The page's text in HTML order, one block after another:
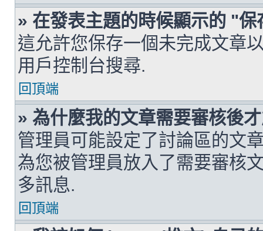
» 在發表主題的時候顯示的 "
這允許您保存一個未完成文章
用戶控制台搜尋.
回頂端
» 為什麼我的文章需要審核後
管理員可能設定了討論區的文
為您被管理員放入了需要審核
多訊息.
回頂端